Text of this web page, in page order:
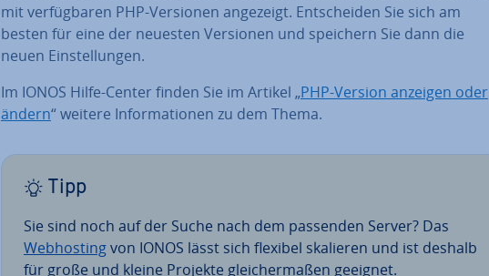
mit ver­füg­ba­ren PHP-Versionen angezeigt. Ent­schei­den Sie sich am
besten für eine der neuesten Versionen und speichern Sie dann die
neuen Ein­stel­lun­gen.
Im IONOS Hilfe-Center finden Sie im Artikel „PHP-Version anzeigen oder
ändern“ weitere In­for­ma­tio­nen zu dem Thema.
Tipp
Sie sind noch auf der Suche nach dem passenden Server? Das
Web­hos­tingvon IONOS lässt sich flexibel skalieren und ist deshalb
für große und kleine Projekte glei­cher­ma­ßen geeignet.